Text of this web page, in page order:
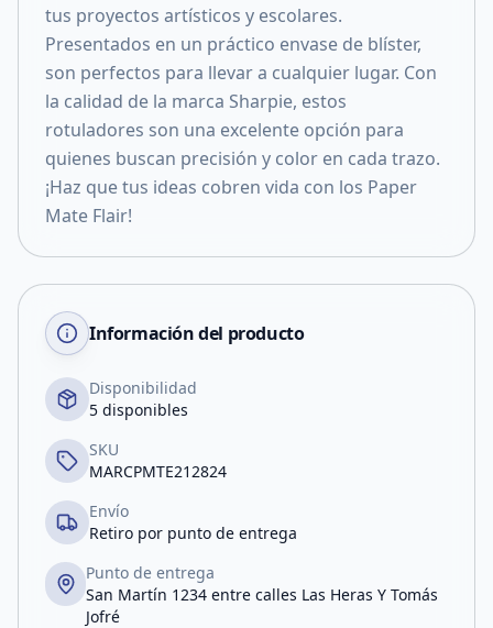
tus proyectos artísticos y escolares.
Presentados en un práctico envase de blíster,
son perfectos para llevar a cualquier lugar. Con
la calidad de la marca Sharpie, estos
rotuladores son una excelente opción para
quienes buscan precisión y color en cada trazo.
¡Haz que tus ideas cobren vida con los Paper
Mate Flair!
Información del producto
Disponibilidad
5 disponibles
SKU
MARCPMTE212824
Envío
Retiro por punto de entrega
Punto de entrega
San Martín 1234 entre calles Las Heras Y Tomás
Jofré